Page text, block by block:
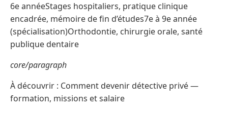
6e annéeStages hospitaliers, pratique clinique
encadrée, mémoire de fin d’études7e à 9e année
(spécialisation)Orthodontie, chirurgie orale, santé
publique dentaire
core/paragraph
À découvrir : Comment devenir détective privé —
formation, missions et salaire